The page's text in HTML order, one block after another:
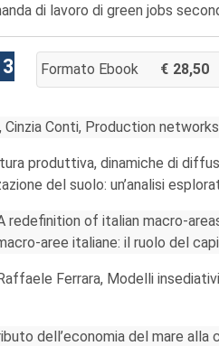
di lavoro di green jobs
Formato Ebook 28,50
AGGIUNGI AL CARRELLO
Cinzia Conti, Production
produttiva, dinamiche di
del suolo: un’analisi
redefinition of italian macro-
aree italiane: il ruolo del
Ferrara, Modelli
dell’economia del mare